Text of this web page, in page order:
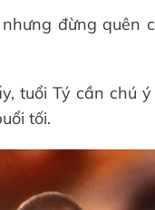
đừng quên
tuổi Tý cần chú
tối.